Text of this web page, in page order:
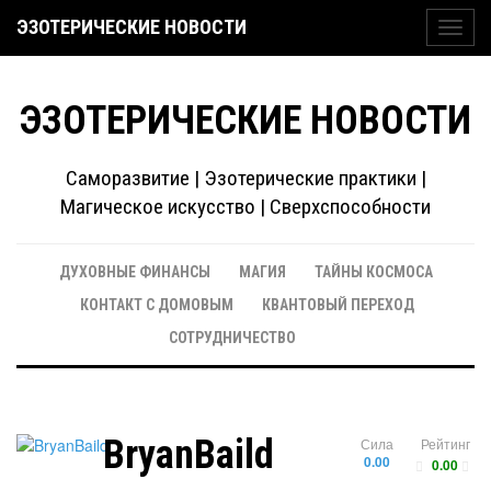
ЭЗОТЕРИЧЕСКИЕ НОВОСТИ
ЭЗОТЕРИЧЕСКИЕ НОВОСТИ
Саморазвитие | Эзотерические практики |
Магическое искусство | Сверхспособности
ДУХОВНЫЕ ФИНАНСЫ МАГИЯ
ТАЙНЫ КОСМОСА
КОНТАКТ С ДОМОВЫМ
КВАНТОВЫЙ ПЕРЕХОД
СОТРУДНИЧЕСТВО
Рейтинг
0.00
Сила
0.00
BryanBaild